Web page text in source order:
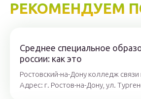
РЕКОМЕНДУЕМ
Среднее специальное
россии: как это
Ростовский-на-Дону колледж
Адрес: г. Ростов-на-Дону, ул.